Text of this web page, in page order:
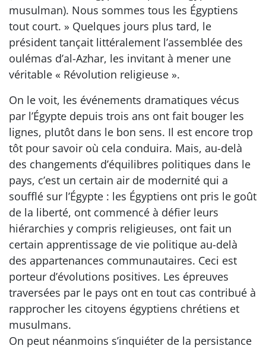
musulman). Nous sommes tous les Égyptiens
tout court. » Quelques jours plus tard, le
président tançait littéralement l’assemblée des
oulémas d’al-Azhar, les invitant à mener une
véritable « Révolution religieuse ».
On le voit, les événements dramatiques vécus
par l’Égypte depuis trois ans ont fait bouger les
lignes, plutôt dans le bon sens. Il est encore trop
tôt pour savoir où cela conduira. Mais, au-delà
des changements d’équilibres politiques dans le
pays, c’est un certain air de modernité qui a
soufflé sur l’Égypte : les Égyptiens ont pris le goût
de la liberté, ont commencé à défier leurs
hiérarchies y compris religieuses, ont fait un
certain apprentissage de vie politique au-delà
des appartenances communautaires. Ceci est
porteur d’évolutions positives. Les épreuves
traversées par le pays ont en tout cas contribué à
rapprocher les citoyens égyptiens chrétiens et
musulmans.
On peut néanmoins s’inquiéter de la persistance